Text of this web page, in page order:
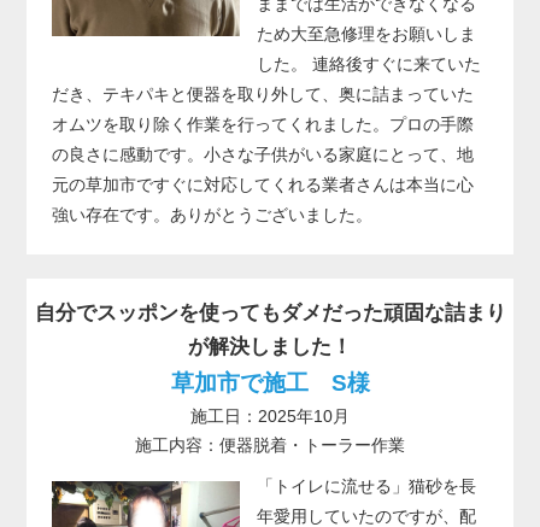
ため大至急修理をお願いしま
した。 連絡後すぐに来ていた
だき、テキパキと便器を取り外して、奥に詰まっていた
オムツを取り除く作業を行ってくれました。プロの手際
の良さに感動です。小さな子供がいる家庭にとって、地
元の草加市ですぐに対応してくれる業者さんは本当に心
強い存在です。ありがとうございました。
自分でスッポンを使ってもダメだった頑固な詰まり
が解決しました！
草加市で施工 S様
施工日：2025年10月
施工内容：便器脱着・トーラー作業
「トイレに流せる」猫砂を長
年愛用していたのですが、配